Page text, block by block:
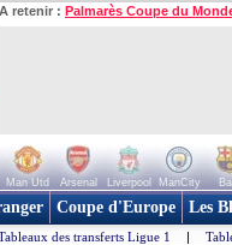
A retenir : Palmarès Coupe du
Man Utd Arsenal Liverpool ManCity
Coupe d'Europe Les
des transferts Ligue 1 |